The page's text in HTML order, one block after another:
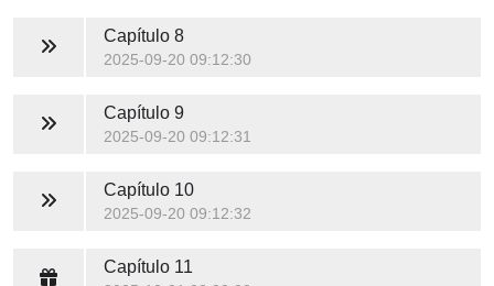
Capítulo 8
2025-09-20 09:12:30
Capítulo 9
2025-09-20 09:12:31
Capítulo 10
2025-09-20 09:12:32
Capítulo 11